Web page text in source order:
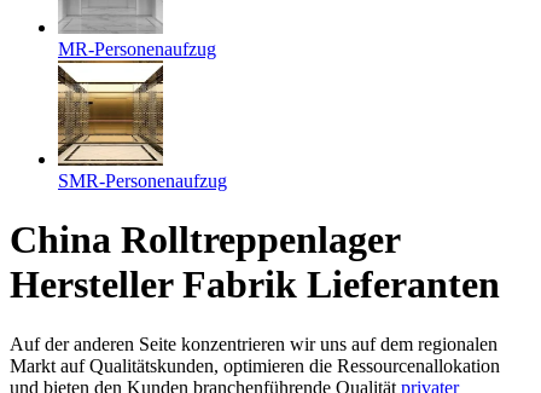
MR-Personenaufzug
SMR-Personenaufzug
China Rolltreppenlager
Hersteller Fabrik Lieferanten
Auf der anderen Seite konzentrieren wir uns auf dem regionalen
Markt auf Qualitätskunden, optimieren die Ressourcenallokation
und bieten den Kunden branchenführende Qualität privater